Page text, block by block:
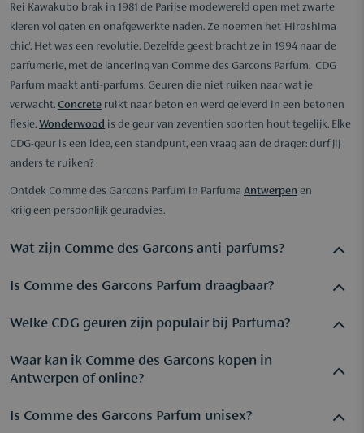
Rei Kawakubo brak in 1981 de Parijse modewereld open met zwarte
kleren vol gaten en onafgewerkte naden. Ze noemen het 'Hiroshima
chic'. Het was een revolutie. Dezelfde geest bracht ze in 1994 naar de
parfumerie, met de lancering van Comme des Garcons Parfum. CDG
Parfum maakt anti-parfums. Geuren die niet ruiken naar wat je
verwacht. Concrete ruikt naar beton en werd geleverd in een betonen
flesje. Wonderwood is de geur van zeventien soorten hout tegelijk. Elke
CDG-geur is een idee, een standpunt, een vraag aan de drager: durf jij
anders te ruiken?
Ontdek Comme des Garcons Parfum in Parfuma Antwerpen en
krijg een persoonlijk geuradvies.
Wat zijn Comme des Garcons anti-parfums?
CDG Parfum staat bekend om geuren die bewust
bloemen, fruit en bossen gebruiken ze ingrediënten als
zogenaamde anti-parfums zijn ontworpen om te verrassen, te
provoceren en na te denken. Dit in lijn met de filosofie van
Rei Kawakubo's modehuis.
Is Comme des Garcons Parfum draagbaar?
meeste CDG-parfums verrassend draagbaar. De meeste
bevatten naast de ongewone noten ook hout, musk of amber
het als 'eindelijk een geur die niemand anders draagt'. In
Welke CDG geuren zijn populair bij Parfuma?
De meest gevraagde Comme des Garcons-geuren zijn
Wonderwood(een rijke, warme houtbom),
Waar kan ik Comme des Garcons kopen in
Antwerpen of online?
Comme des GarconsParfum is online verkrijgbaar via
Is Comme des Garcons Parfum unisex?